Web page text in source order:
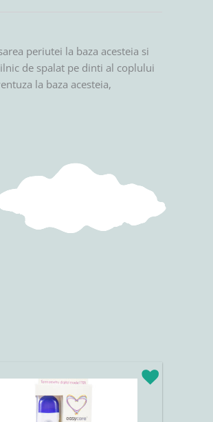
periutei la baza acesteia si
de spalat pe dinti al coplului
la baza acesteia,